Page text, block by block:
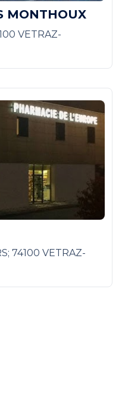
MONTHOUX
VETRAZ-
74100 VETRAZ-